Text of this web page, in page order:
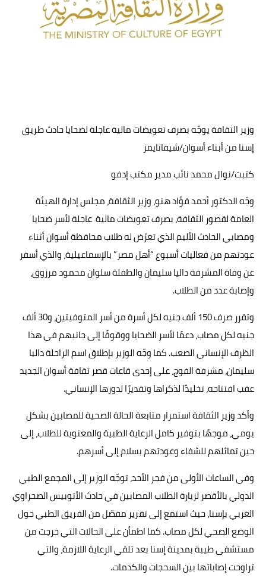
حوادث وقضايا
خدمات
وزير الثقافة يوجّه بصرف تعويضات مالية عاجلة لضحايا حادث طريق
إسنا من أبناء أسوان/شيفاتايمز
كتبت/نوال محمد نائب مدير مكتب إدفو
وجّه الدكتور أحمد فؤاد هنو، وزير الثقافة، مجلس إدارة الهيئة
العامة لقصور الثقافة، بصرف تعويضات مالية عاجلة لأسر ضحايا
ومصابي الحادث الأليم الذي تعرّض له طلاب محافظة أسوان أثناء
عودتهم من فعاليات أسبوع “أهل مصر” بالإسماعيلية، والذي أسفر
عن وفاة المشرفة داليا سليمان والطفلة سلوان محمود مرزوق،
وإصابة عدد من الطلاب.
وتقرر صرف 150 ألف جنيه لكل أسرة من أسر المتوفيتين، و30 ألف
جنيه لكل مصاب، دعمًا لأسر الضحايا ووقوفًا إلى جانبهم في هذا
الظرف الإنساني الصعب. كما وجّه الوزير بإطلاق اسم الراحلة داليا
سليمان، مشرفة الفوج، على إحدى قاعات قصر ثقافة أسوان الجديد
عقب افتتاحه، تخليدًا لذكراها وتقديرًا لدورها الإنساني.
وأكد وزير الثقافة استمرار متابعة الحالة الصحية للمصابين بشكل
يومي، موجهًا بتوفير كامل الرعاية الطبية والمعنوية للطلاب، إلى
حين تماثلهم للشفاء وعودتهم بسلام إلى أسرهم.
وفي الساعات الأولى من فجر الأحد، توجّه الوزير إلى المجمع الطبي
الدولي بالأقصر لزيارة الطلاب المصابين في حادث الأتوبيس الصحراوي
الغربي بإسنا، حيث استمع إلى تقرير مفصّل من الفريق الطبي حول
الوضع الصحي لكل مصاب. كما اطمأن على الحالات التي خرجت من
مستشفى طيبة بمدينة إسنا بعد تلقي الرعاية اللازمة، والتي
تراوحت إصاباتها بين السحجات والكدمات.